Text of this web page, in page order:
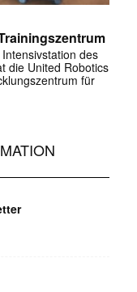
des
die United Robotics
für